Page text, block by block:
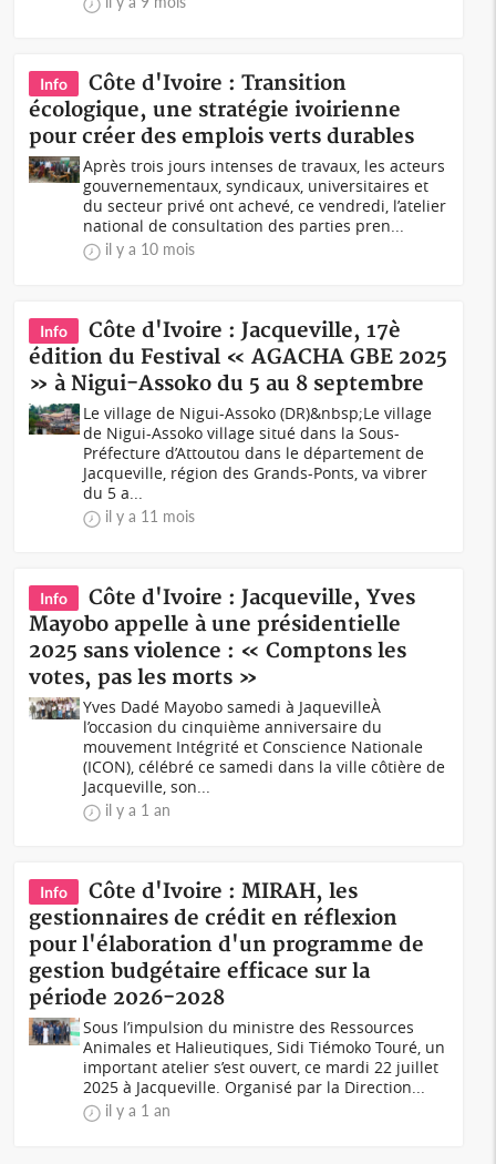
Info
Côte d'Ivoire : Transition
écologique, une stratégie ivoirienne
pour créer des emplois verts durables
Après trois jours intenses de travaux, les acteurs
gouvernementaux, syndicaux, universitaires et
du secteur privé ont achevé, ce vendredi, l’atelier
national de consultation des parties pren...
il y a 10 mois
Info
Côte d'Ivoire : Jacqueville, 17è
édition du Festival « AGACHA GBE 2025
» à Nigui-Assoko du 5 au 8 septembre
Le village de Nigui-Assoko (DR)&nbsp;Le village
de Nigui-Assoko village situé dans la Sous-
Préfecture d’Attoutou dans le département de
Jacqueville, région des Grands-Ponts, va vibrer
du 5 a...
il y a 11 mois
Info
Côte d'Ivoire : Jacqueville, Yves
Mayobo appelle à une présidentielle
2025 sans violence : « Comptons les
votes, pas les morts »
Yves Dadé Mayobo samedi à JaquevilleÀ
l’occasion du cinquième anniversaire du
mouvement Intégrité et Conscience Nationale
(ICON), célébré ce samedi dans la ville côtière de
Jacqueville, son...
il y a 1 an
Info
Côte d'Ivoire : MIRAH, les
gestionnaires de crédit en réflexion
pour l'élaboration d'un programme de
gestion budgétaire efficace sur la
période 2026-2028
Sous l’impulsion du ministre des Ressources
Animales et Halieutiques, Sidi Tiémoko Touré, un
important atelier s’est ouvert, ce mardi 22 juillet
2025 à Jacqueville. Organisé par la Direction...
il y a 1 an